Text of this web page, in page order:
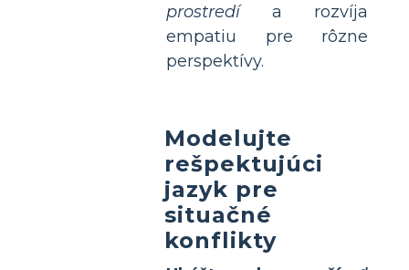
prostredía rozvíja
empatiu pre rôzne
perspektívy.
Modelujte
rešpektujúci
jazyk pre
situačné
konflikty